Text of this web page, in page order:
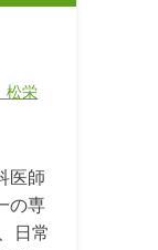
松栄
医師
の専
日常